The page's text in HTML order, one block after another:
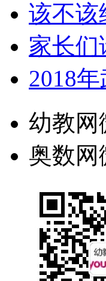
该不该
家长
2018
幼教网
奥数网